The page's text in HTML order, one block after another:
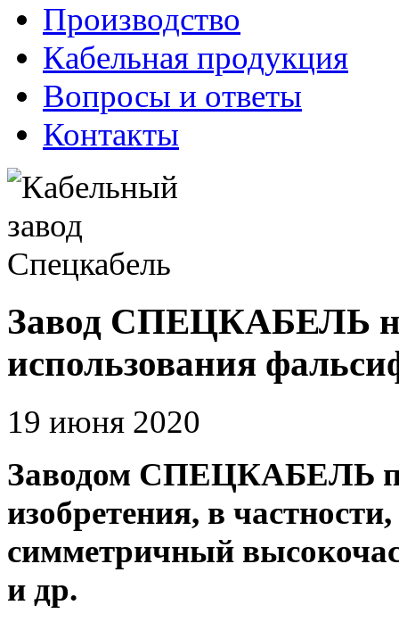
Производство
Кабельная продукция
Вопросы и ответы
Контакты
Завод СПЕЦКАБЕЛЬ
использования
19 июня 2020
Заводом СПЕЦКАБЕЛЬ
изобретения, в
симметричный
и др.